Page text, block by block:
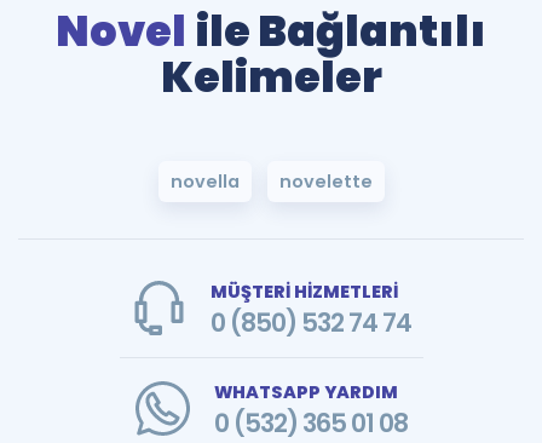
Novel ile Bağlantılı
Kelimeler
novella novelette
MÜŞTERİ HİZMETLERİ
0 (850) 532 74 74
WHATSAPP YARDIM
0 (532) 365 01 08